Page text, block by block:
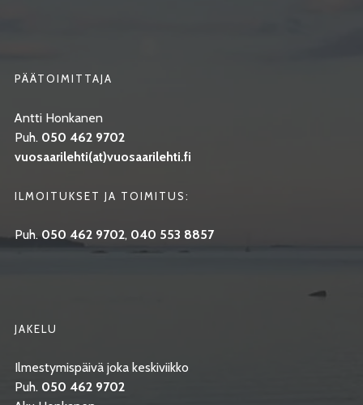
PÄÄTOIMITTAJA
Antti Honkanen
Puh. 050 462 9702
vuosaarilehti(at)vuosaarilehti.fi
ILMOITUKSET JA TOIMITUS:
Puh. 050 462 9702, 040 553 8857
JAKELU
Ilmestymispäivä joka keskiviikko
Puh. 050 462 9702